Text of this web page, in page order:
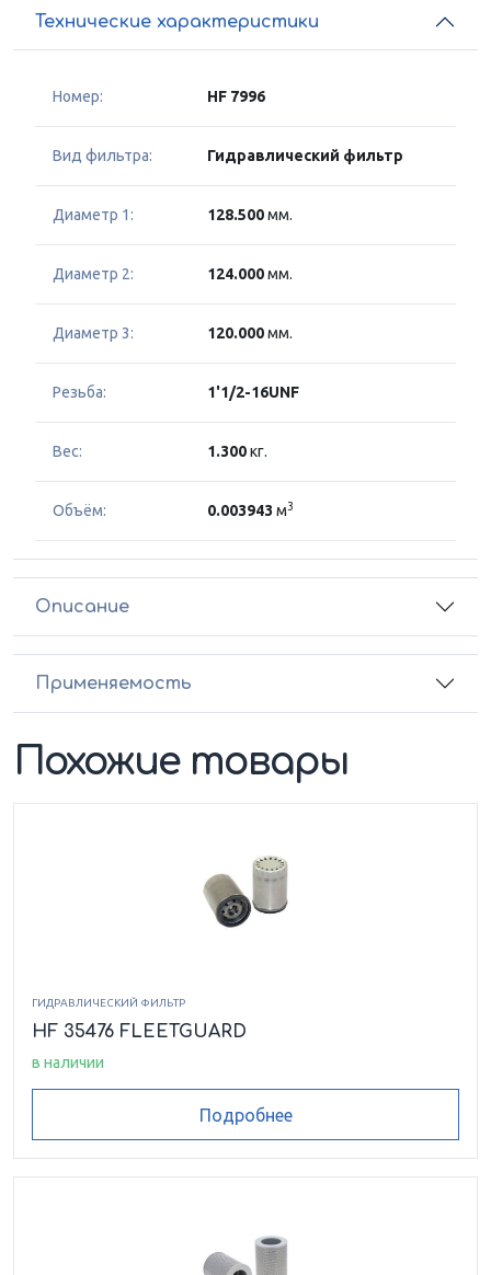
Технические характеристики
Номер: HF 7996
Вид фильтра: Гидравлический фильтр
Диаметр 1: 128.500мм.
Диаметр 2: 124.000мм.
Диаметр 3: 120.000мм.
Резьба: 1'1/2-16UNF
Вес: 1.300кг.
Объём: 0.003943 м3
Описание
Применяемость
Похожие товары
ГИДРАВЛИЧЕСКИЙ ФИЛЬТР
HF 35476 FLEETGUARD
в наличии
Подробнее